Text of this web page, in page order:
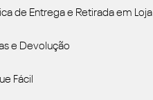
de Entrega e Retirada em Loja
e Devolução
Fácil